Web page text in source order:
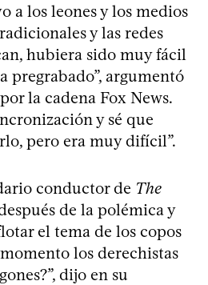
a los leones y los medios
y las redes
hubiera sido muy fácil
pregrabado”, argumentó
la cadena Fox News.
y sé que
pero era muy difícil”.
conductor de The
de la polémica y
el tema de los copos
los derechistas
dijo en su